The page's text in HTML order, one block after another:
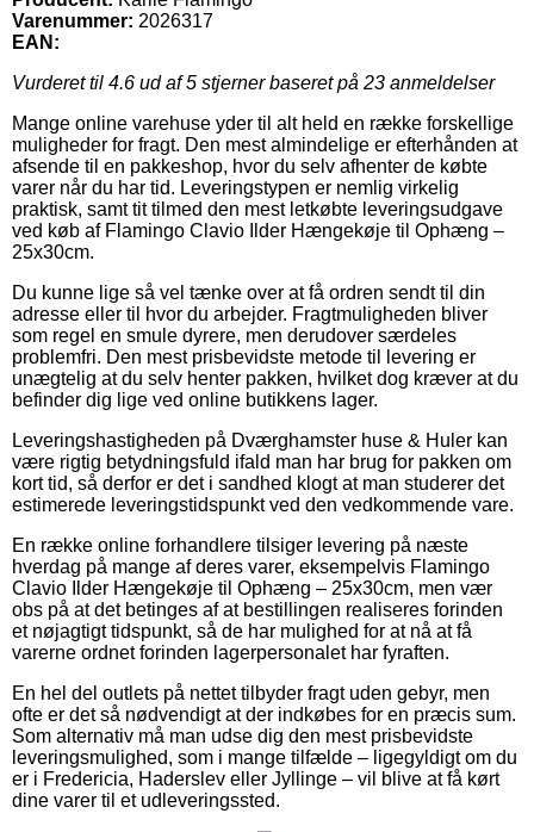
Varenummer: 2026317
EAN:
Vurderet til 4.6 ud af 5 stjerner baseret på 23 anmeldelser
Mange online varehuse yder til alt held en række forskellige
muligheder for fragt. Den mest almindelige er efterhånden at
afsende til en pakkeshop, hvor du selv afhenter de købte
varer når du har tid. Leveringstypen er nemlig virkelig
praktisk, samt tit tilmed den mest letkøbte leveringsudgave
ved køb af Flamingo Clavio Ilder Hængekøje til Ophæng –
25x30cm.
Du kunne lige så vel tænke over at få ordren sendt til din
adresse eller til hvor du arbejder. Fragtmuligheden bliver
som regel en smule dyrere, men derudover særdeles
problemfri. Den mest prisbevidste metode til levering er
unægtelig at du selv henter pakken, hvilket dog kræver at du
befinder dig lige ved online butikkens lager.
Leveringshastigheden på Dværghamster huse & Huler kan
være rigtig betydningsfuld ifald man har brug for pakken om
kort tid, så derfor er det i sandhed klogt at man studerer det
estimerede leveringstidspunkt ved den vedkommende vare.
En række online forhandlere tilsiger levering på næste
hverdag på mange af deres varer, eksempelvis Flamingo
Clavio Ilder Hængekøje til Ophæng – 25x30cm, men vær
obs på at det betinges af at bestillingen realiseres forinden
et nøjagtigt tidspunkt, så de har mulighed for at nå at få
varerne ordnet forinden lagerpersonalet har fyraften.
En hel del outlets på nettet tilbyder fragt uden gebyr, men
ofte er det så nødvendigt at der indkøbes for en præcis sum.
Som alternativ må man udse dig den mest prisbevidste
leveringsmulighed, som i mange tilfælde – ligegyldigt om du
er i Fredericia, Haderslev eller Jyllinge – vil blive at få kørt
dine varer til et udleveringssted.